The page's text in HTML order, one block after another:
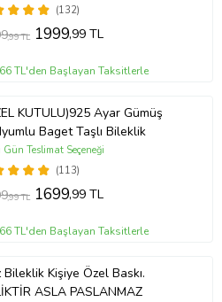
(132)
,99 TL 1999,99 TL
TL'den Başlayan Taksitlerle
KUTULU)925 Ayar Gümüş
Baget Taşlı Bileklik
(113)
Gün Teslimat Seçeneği
,99 TL 1699,99 TL
TL'den Başlayan Taksitlerle
Bileklik Kişiye Özel Baskı.
ASLA PASLANMAZ